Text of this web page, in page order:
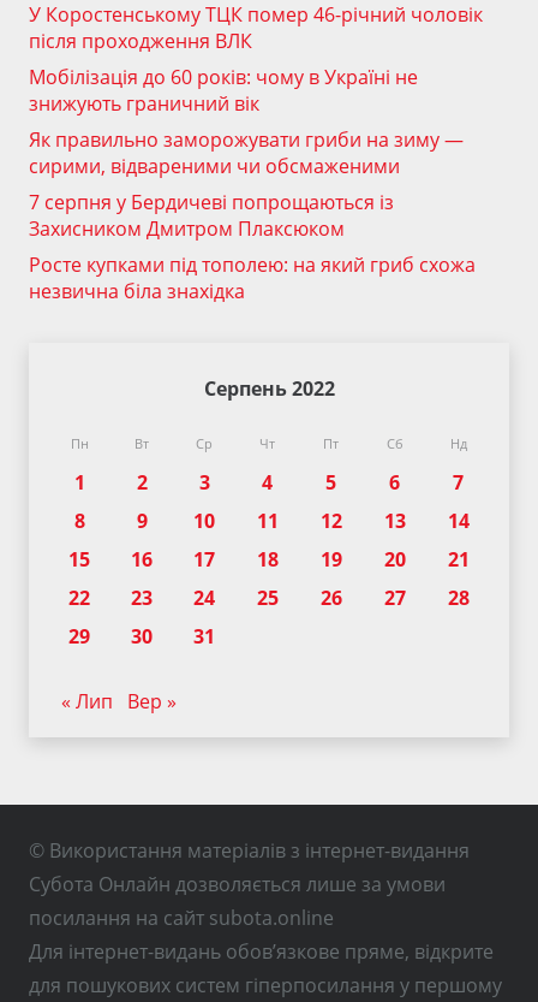
У Коростенському ТЦК помер 46-річний чоловік
після проходження ВЛК
Мобілізація до 60 років: чому в Україні не
знижують граничний вік
Як правильно заморожувати гриби на зиму —
сирими, відвареними чи обсмаженими
7 серпня у Бердичеві попрощаються із
Захисником Дмитром Плаксюком
Росте купками під тополею: на який гриб схожа
незвична біла знахідка
Серпень 2022
Пн Вт Ср Чт Пт Сб Нд
1 2 3 4 5 6
7
8
9 10 11 12 13
14
15
16 17 18 19 20
21
22
23 24 25 26 27
28
29
30 31
« Лип Вер »
© Використання матеріалів з інтернет-видання
Субота Онлайн дозволяється лише за умови
посилання на сайт subota.online
Для інтернет-видань обов’язкове пряме, відкрите
для пошукових систем гіперпосилання у першому